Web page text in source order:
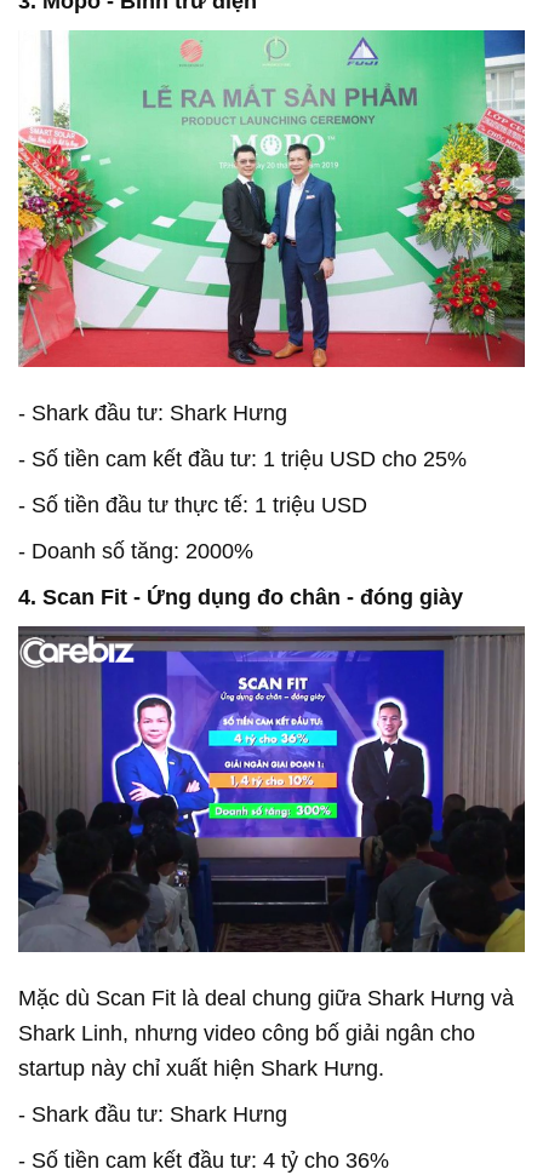
- Shark đầu tư: Shark Hưng
- Số tiền cam kết đầu tư: 1 triệu USD cho 25%
- Số tiền đầu tư thực tế: 1 triệu USD
- Doanh số tăng: 2000%
4. Scan Fit - Ứng dụng đo chân - đóng giày
Mặc dù Scan Fit là deal chung giữa Shark Hưng và
Shark Linh, nhưng video công bố giải ngân cho
startup này chỉ xuất hiện Shark Hưng.
- Shark đầu tư: Shark Hưng
- Số tiền cam kết đầu tư: 4 tỷ cho 36%